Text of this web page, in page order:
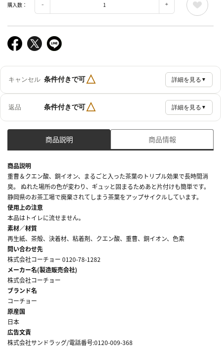
購入数：
キャンセル 条件付きで可△ 詳細を見る ▼
返品 条件付きで可△ 詳細を見る ▼
商品説明 商品情報
商品説明
重曹＆クエン酸、銅イオン、まるごと入った茶葉のトリプル効果で長時間消
臭。 ぬれた場所の色が変わり、ギュッと固まるためあと片付けも簡単です。
静岡県のお茶工場で廃棄されてしまう茶葉をアップサイクルしています。
使用上の注意
本品はトイレに流せません。
素材／材質
再生紙、茶殻、決着材、粘着剤、クエン酸、重曹、銅イオン、色素
問い合わせ先
株式会社コーチョー 0120-78-1282
メーカー名(製造販売会社)
株式会社コーチョー
ブランド名
コーチョー
原産国
日本
広告文責
株式会社サンドラッグ/電話番号:0120-009-368